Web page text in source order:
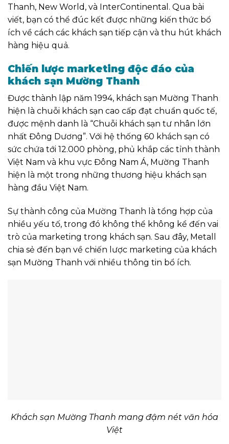
Thanh, New World, và InterContinental. Qua bài
viết, bạn có thể đúc kết được những kiến thức bổ
ích về cách các khách sạn tiếp cận và thu hút khách
hàng hiệu quả.
Chiến lược marketing độc đáo của
khách sạn Mường Thanh
Được thành lập năm 1994, khách sạn Mường Thanh
hiện là chuỗi khách sạn cao cấp đạt chuẩn quốc tế,
được mệnh danh là “Chuỗi khách sạn tư nhân lớn
nhất Đông Dương”. Với hệ thống 60 khách sạn có
sức chứa tới 12.000 phòng, phủ khắp các tỉnh thành
Việt Nam và khu vực Đông Nam Á, Mường Thanh
hiện là một trong những thương hiệu khách sạn
hàng đầu Việt Nam.
Sự thành công của Mường Thanh là tổng hợp của
nhiều yếu tố, trong đó không thể không kể đến vai
trò của marketing trong khách sạn. Sau đây, Metall
chia sẻ đến bạn về chiến lược marketing của khách
sạn Mường Thanh với nhiều thông tin bổ ích.
Khách sạn Mường Thanh mang đậm nét văn hóa
Việt